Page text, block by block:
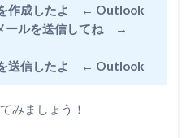
作成したよ ← Outlook
ールを送信してね →
送信したよ ← Outlook
みましょう！